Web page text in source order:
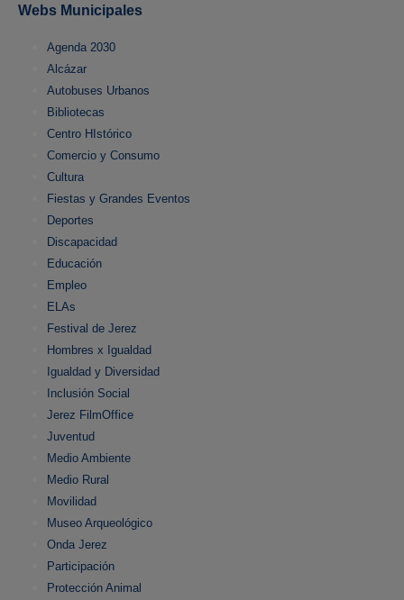
Webs Municipales
Agenda 2030
Alcázar
Autobuses Urbanos
Bibliotecas
Centro HIstórico
Comercio y Consumo
Cultura
Fiestas y Grandes Eventos
Deportes
Discapacidad
Educación
Empleo
ELAs
Festival de Jerez
Hombres x Igualdad
Igualdad y Diversidad
Inclusión Social
Jerez FilmOffice
Juventud
Medio Ambiente
Medio Rural
Movilidad
Museo Arqueológico
Onda Jerez
Participación
Protección Animal